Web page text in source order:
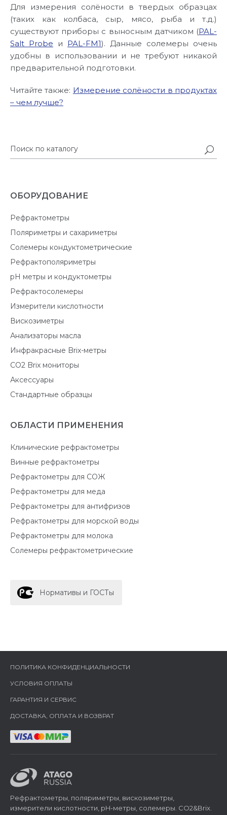
Для измерения солёности в твердых образцах
(таких как колбаса, сыр, мясо, рыба и т.д.)
существуют приборы с выносным датчиком (PAL-
Salt Probe и PAL-FM1). Данные солемеры очень
удобны в использовании и не требуют никакой
предварительной подготовки.
Читайте также: Измерение солёности в продуктах
– чем лучше?
ОБОРУДОВАНИЕ
Рефрактометры
Поляриметры и сахариметры
Солемеры кондуктометрические
Рефрактополяриметры
pH метры и кондуктометры
Рефрактосолемеры
Измерители кислотности
Вискозиметры
Анализаторы масла
Инфракрасные Brix-метры
CO2 Brix мониторы
Аксессуары
Стандартные образцы
ОБЛАСТИ ПРИМЕНЕНИЯ
Клинические рефрактометры
Винные рефрактометры
Рефрактометры для СОЖ
Рефрактометры для меда
Рефрактометры для антифризов
Рефрактометры для морской воды
Рефрактометры для молока
Солемеры рефрактометрические
Нормативы и ГОСТы
ПОЛИТИКА КОНФИДЕНЦИАЛЬНОСТИ
УСЛОВИЯ ОПЛАТЫ
ГАРАНТИЯ И СЕРВИС
ДОСТАВКА, ОПЛАТА И ВОЗВРАТ
Рефрактометры, поляриметры, вискозиметры,
измерители кислотности, pH-метры, солемеры. CO2&Brix.